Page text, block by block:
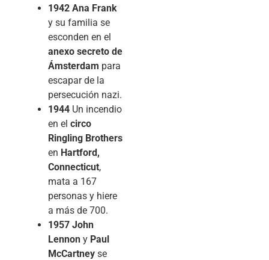
1942 Ana Frank
y su familia se
esconden en el
anexo secreto de
Ámsterdam para
escapar de la
persecución nazi.
1944 Un incendio
en el circo
Ringling Brothers
en Hartford,
Connecticut,
mata a 167
personas y hiere
a más de 700.
1957 John
Lennon y Paul
McCartney se